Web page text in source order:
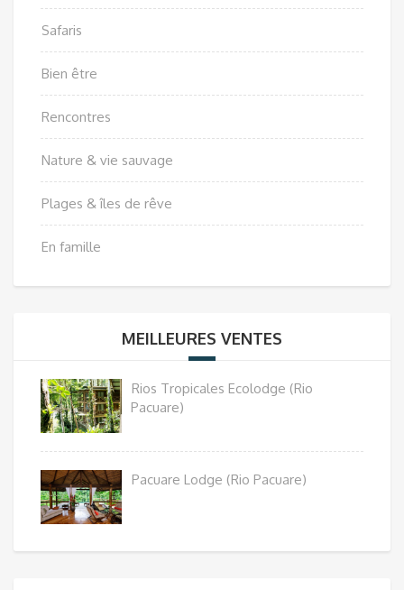
Safaris
Bien être
Rencontres
Nature & vie sauvage
Plages & îles de rêve
En famille
MEILLEURES VENTES
Rios Tropicales Ecolodge (Rio
Pacuare)
Pacuare Lodge (Rio Pacuare)